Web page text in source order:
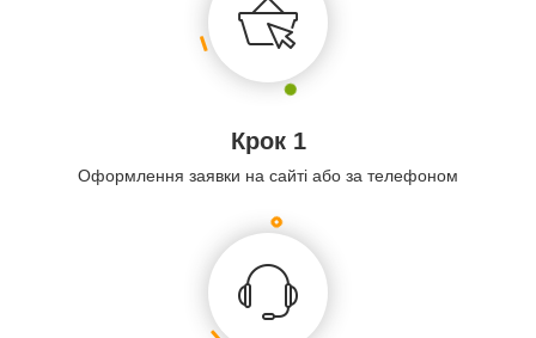
Крок 1
Оформлення заявки на сайті або за телефоном